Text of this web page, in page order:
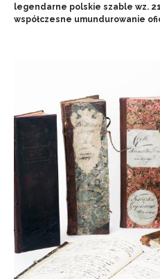
legendarne polskie szable wz. 21
współczesne umundurowanie